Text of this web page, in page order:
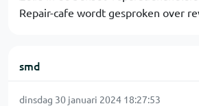
Repair-cafe wordt gesproken over
smd
dinsdag 30 januari 2024 18:27:53